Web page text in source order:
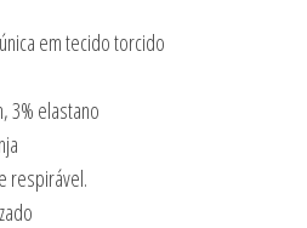
em tecido torcido
3% elastano
respirável.